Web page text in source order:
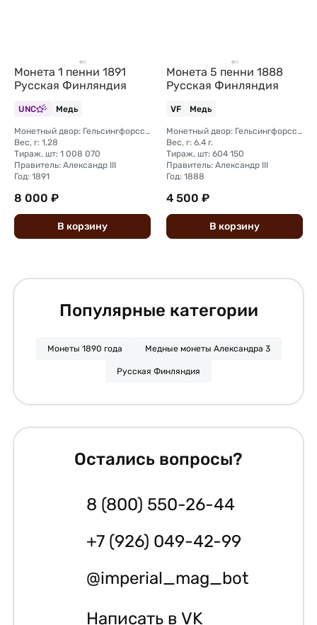
Монета 1 пенни 1891
Русская Финляндия
UNC Медь
Монетный двор: Гельсингфорсский монетный двор (Финляндия)
Вес, г: 1,28
Тираж, шт: 1 008 070
Правитель: Александр III
Год: 1891
8 000 ₽
В корзину
Монета 5 пенни 1888
Русская Финляндия
VF Медь
Монетный двор: Гельсингфорсский монетный двор (Финляндия)
Вес, г: 6.4 г.
Тираж, шт: 604 150
Правитель: Александр III
Год: 1888
4 500 ₽
В корзину
Популярные категории
Монеты 1890 года Медные монеты Александра 3
Русская Финляндия
Остались вопросы?
8 (800) 550-26-44
+7 (926) 049-42-99
@imperial_mag_bot
Написать в VK